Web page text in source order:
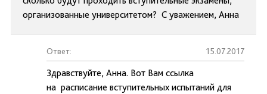
организованные университетом? С уважением, Анна
Ответ: 15.07.2017
Здравствуйте, Анна. Вот Вам ссылка
на расписание вступительных испытаний для